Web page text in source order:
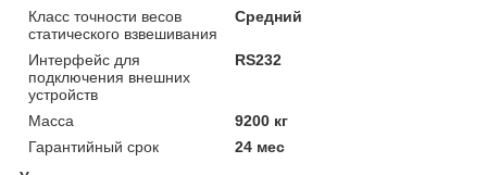
Класс точности весов
статического взвешивания
Средний
Интерфейс для
подключения внешних
устройств
RS232
Масса
9200 кг
Гарантийный срок
24 мес